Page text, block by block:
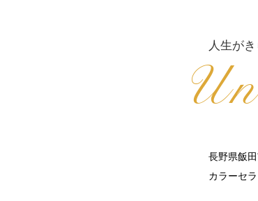
人生が
長野県飯
カラーセ